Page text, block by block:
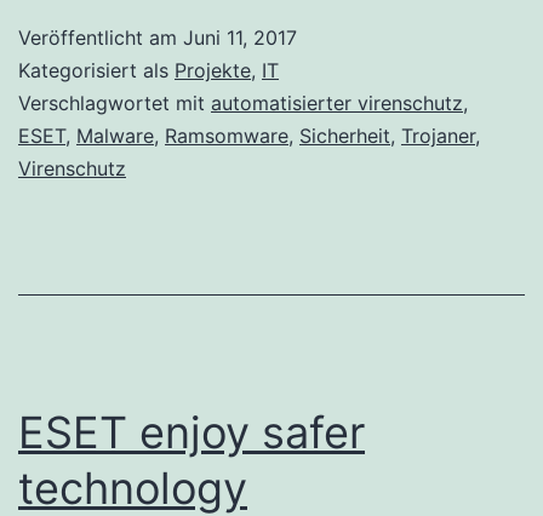
Veröffentlicht am Juni 11, 2017
Kategorisiert als Projekte, IT
Verschlagwortet mit automatisierter virenschutz,
ESET, Malware, Ramsomware, Sicherheit, Trojaner,
Virenschutz
ESET enjoy safer
technology